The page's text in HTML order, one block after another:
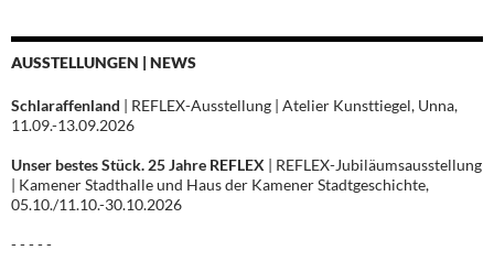
AUSSTELLUNGEN | NEWS
Schlaraffenland | REFLEX-Ausstellung | Atelier Kunsttiegel, Unna,
11.09.-13.09.2026
Unser bestes Stück. 25 Jahre REFLEX | REFLEX-Jubiläumsausstellung
| Kamener Stadthalle und Haus der Kamener Stadtgeschichte,
05.10./11.10.-30.10.2026
- - - - -